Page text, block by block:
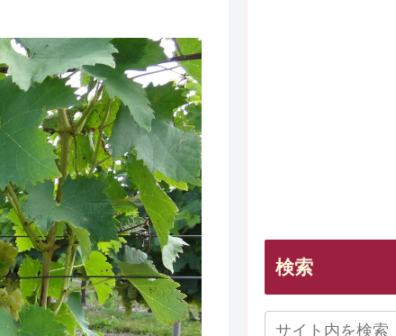
検索